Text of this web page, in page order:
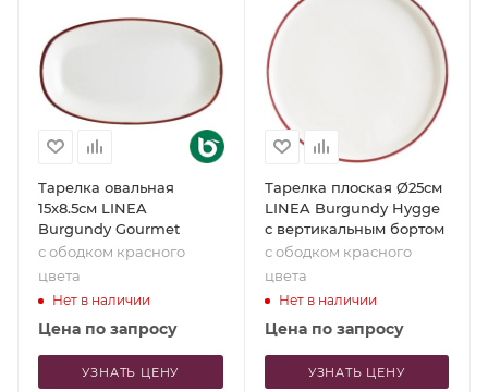
Тарелка овальная
15x8.5см LINEA
Burgundy Gourmet
с ободком красного
цвета
Нет в наличии
Цена по запросу
УЗНАТЬ ЦЕНУ
Тарелка плоская Ø25см
LINEA Burgundy Hygge
с вертикальным бортом
с ободком красного
цвета
Нет в наличии
Цена по запросу
УЗНАТЬ ЦЕНУ